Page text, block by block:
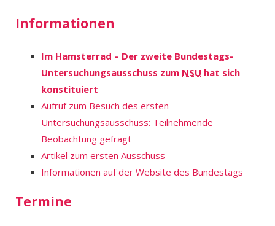
Informationen
Im Hamsterrad – Der zweite Bundestags-
Untersuchungsausschuss zum NSU hat sich
konstituiert
Aufruf zum Besuch des ersten
Untersuchungsausschuss: Teilnehmende
Beobachtung gefragt
Artikel zum ersten Ausschuss
Informationen auf der Website des Bundestags
Termine